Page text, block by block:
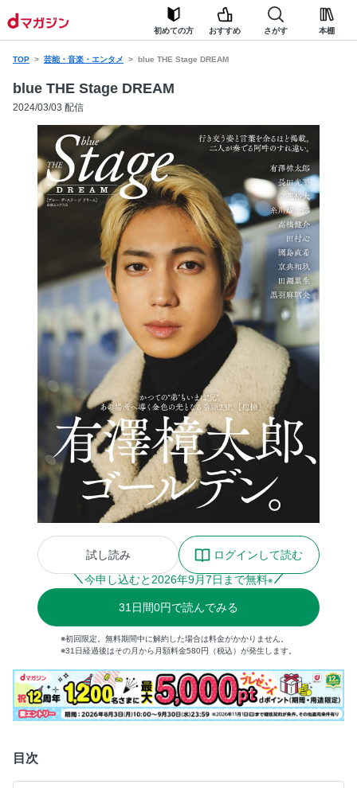
初めての方 おすすめ さがす 本棚
TOP 芸能・音楽・エンタメ blue THE Stage DREAM
blue THE Stage DREAM
2024/03/03 配信
試し読み
ログインして読む
今申し込むと 2026年9月7日まで無料※
31 日間0円で読んでみる
※初回限定。無料期間中に解約した場合は料金がかかりません。
※31日経過後はその月から月額料金580円（税込）が発生します。
目次